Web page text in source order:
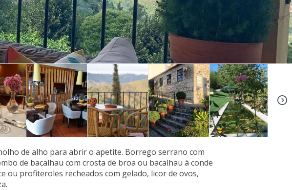
+2
de alho para abrir o apetite. Borrego serrano com
de bacalhau com crosta de broa ou bacalhau à conde
ou profiteroles recheados com gelado, licor de ovos,